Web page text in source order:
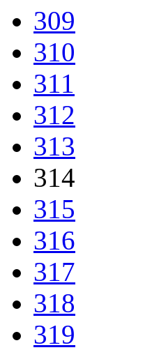
309
310
311
312
313
314
315
316
317
318
319